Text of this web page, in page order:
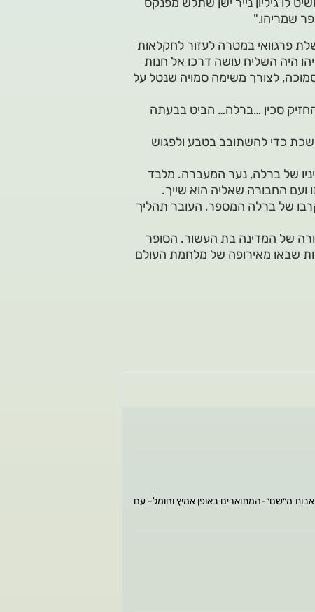
נציג ממשלת פרגוואי במטרה לעזור לחקלאות
היה השליח עושה דרכו אל חנות
לצורך משימה סמויה שנטל על
סכין …ברלה… הביט בבעתה
כדי להשתובב בטבע ולפגוש
של ברלה, נער המעברה. מלבד
ועם החבורה שאליה הוא שייך.
של ברלה המספר, העובר תהליך
של המדינה בת העשור. הסופר
שבאו מאירופה של מלחמת העולם
במדינה הצעירה. וכורך מפגשים עם דמויות כואבות מ״שם״-המתוארים באופן אמיץ וחומל- עם